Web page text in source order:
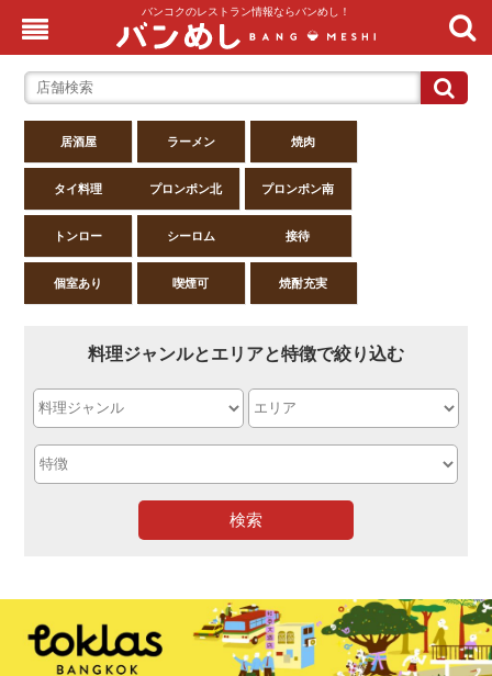
バンコクのレストラン情報ならバンめし！
居酒屋 ラーメン 焼肉
タイ料理 プロンポン北 プロンポン南
トンロー シーロム 接待
個室あり 喫煙可 焼酎充実
料理ジャンルとエリアと特徴で絞り込む
検索